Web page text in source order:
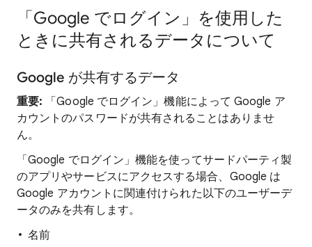
「Google でログイン」を使用した
ときに共有されるデータについて
Google が共有するデータ
重要: 「Google でログイン」機能によって Google ア
カウントのパスワードが共有されることはありませ
ん。
「Google でログイン」機能を使ってサードパーティ製
のアプリやサービスにアクセスする場合、Google は
Google アカウントに関連付けられた以下のユーザーデ
ータのみを共有します。
名前